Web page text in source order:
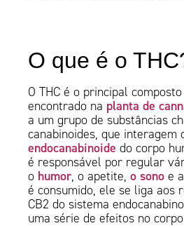
O que é o
O THC é o principal
encontrado na planta de
a um grupo de substâncias
canabinoides, que interagem
endocanabinoide do corpo
é responsável por regular
o humor, o apetite,o sono e
é consumido, ele se liga aos
CB2 do sistema
uma série de efeitos no